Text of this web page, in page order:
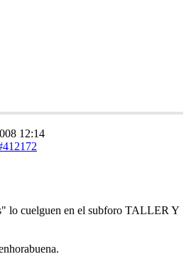
12:14
lo cuelguen en el subforo TALLER Y